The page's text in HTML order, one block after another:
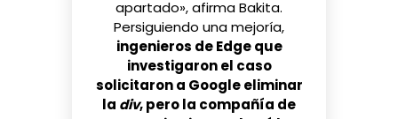
apartado», afirma Bakita.
Persiguiendo una mejoría,
ingenieros de Edge que
investigaron el caso
solicitaron a Google eliminar
la div, pero la compañía de